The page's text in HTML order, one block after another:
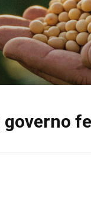
governo